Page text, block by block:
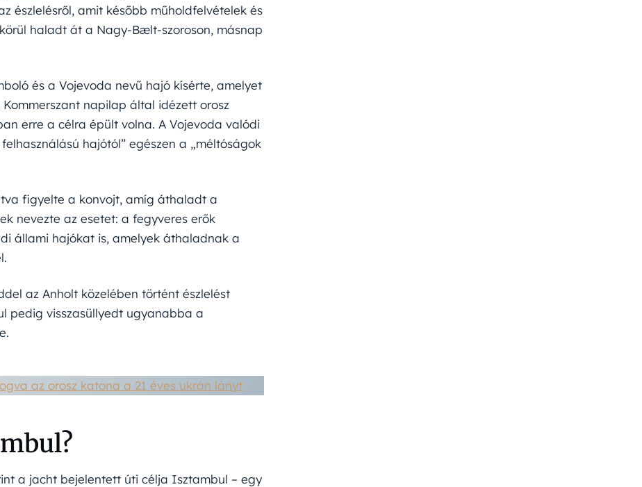
észlelésről, amit később műholdfelvételek és
haladt át a Nagy-Bælt-szoroson, másnap
és a Vojevoda nevű hajó kísérte, amelyet
napilap által idézett orosz
erre a célra épült volna. A Vojevoda valódi
hajótól” egészen a „méltóságok
figyelte a konvojt, amíg áthaladt a
nevezte az esetet: a fegyveres erők
állami hajókat is, amelyek áthaladnak a
az Anholt közelében történt észlelést
pedig visszasüllyedt ugyanabba a
az orosz katona a 21 éves ukrán lányt
a jacht bejelentett úti célja Isztambul – egy